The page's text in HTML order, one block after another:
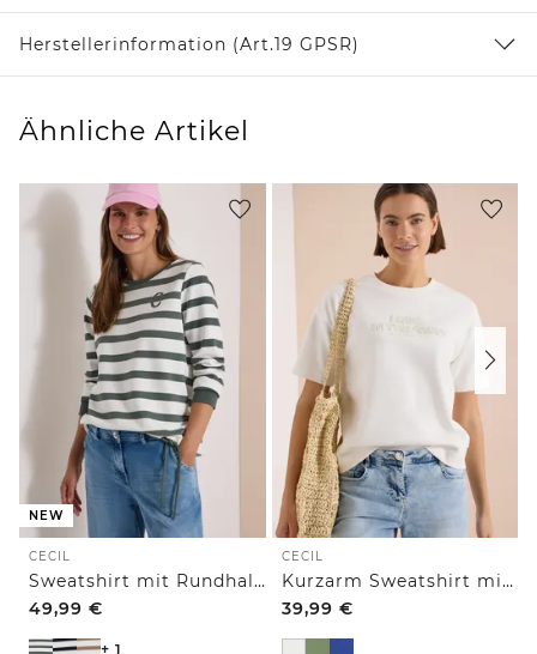
Herstellerinformation (Art.19 GPSR)
Ähnliche Artikel
NEW
CECIL
Sweatshirt mit Rundhals und Tunnelzug
49,99 €
+ 1
CECIL
Kurzarm Sweatshirt mit Embroidery
39,99 €